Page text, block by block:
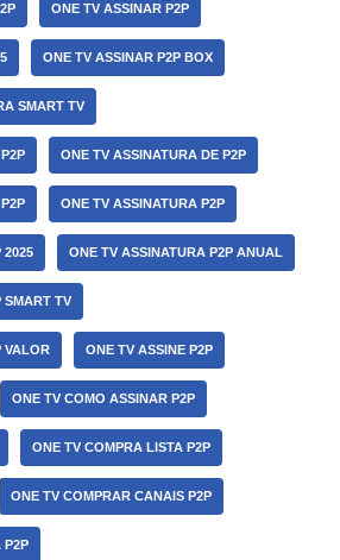
ONE TV ASSINAR P2P
ONE TV ASSINAR P2P BOX
SMART TV
ONE TV ASSINATURA DE P2P
ONE TV ASSINATURA P2P
2025 ONE TV ASSINATURA P2P ANUAL
SMART TV
VALOR ONE TV ASSINE P2P
ONE TV COMO ASSINAR P2P
ONE TV COMPRA LISTA P2P
ONE TV COMPRAR CANAIS P2P
P2P